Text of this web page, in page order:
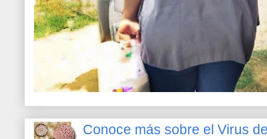
Conoce más sobre el Virus